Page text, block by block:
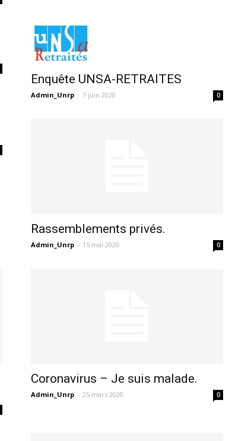
Enquête UNSA-RETRAITES
Admin_Unrp - 7 juin 2020 0
Rassemblements privés.
Admin_Unrp - 15 mai 2020 0
Coronavirus – Je suis malade.
Admin_Unrp - 25 mars 2020 0